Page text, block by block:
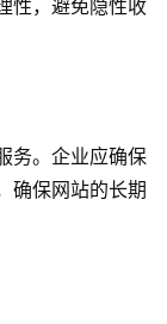
务。企业应确保
确保网站的长期